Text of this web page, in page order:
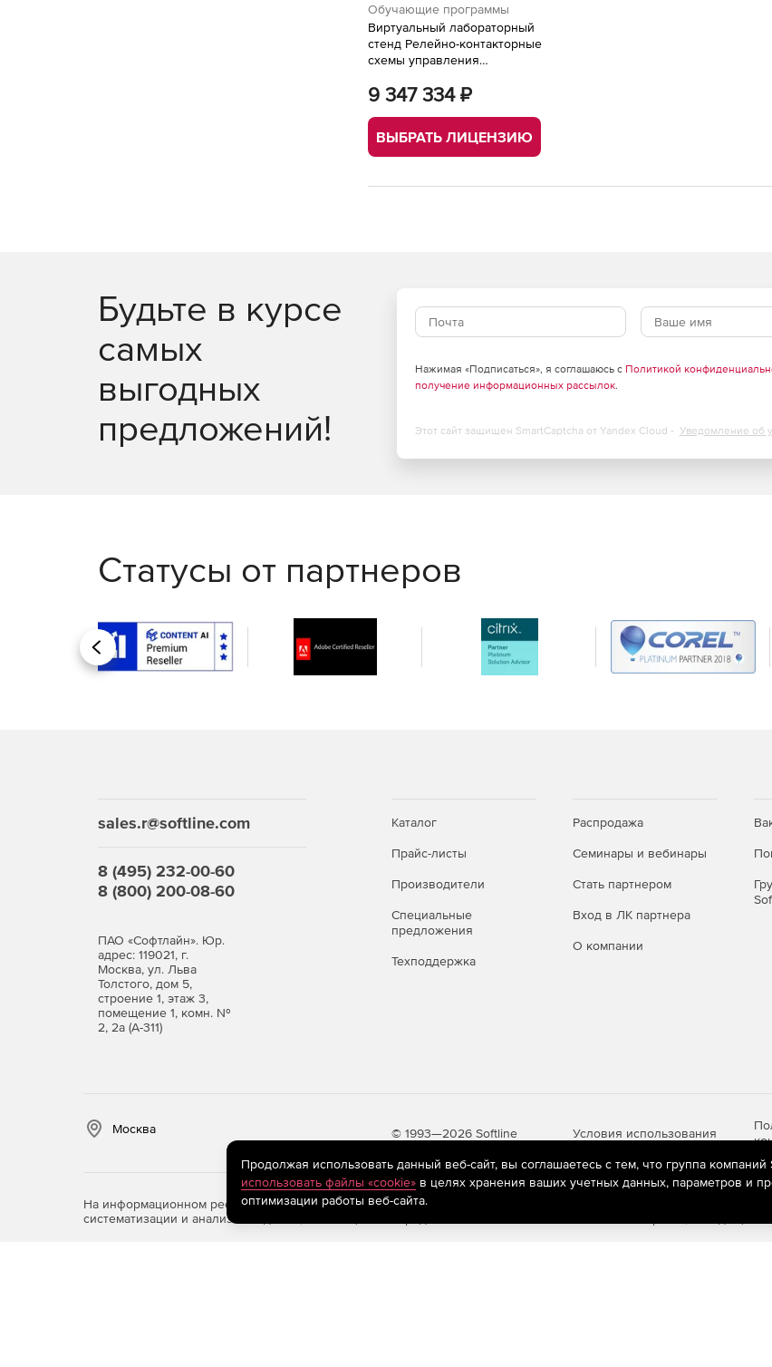
Обучающие программы
Виртуальный лабораторный
стенд Релейно-контакторные
схемы управления
9 347 334 ₽
ВЫБРАТЬ ЛИЦЕНЗИЮ
Будьте в курсе
самых
выгодных
предложений!
Нажимая «Подписаться», я соглашаюсь с Политикой
получение информационных рассылок.
Этот сайт защищен SmartCaptcha от Yandex Cloud - Уведомление об
Статусы от партнеров
Назад
sales.r@softline.com
8 (495) 232-00-60
8 (800) 200-08-60
ПАО «Софтлайн». Юр.
адрес: 119021, г.
Москва, ул. Льва
Толстого, дом 5,
строение 1, этаж 3,
помещение 1, комн. №
2, 2а (А-311)
Каталог
Прайс-листы
Производители
Специальные
предложения
Техподдержка
Распродажа
Семинары и вебинары
Стать партнером
Вход в ЛК партнера
О компании
Москва © 1993—2026 Softline Условия использования
На информационном ресурсе store.softline.ru применяются
(информационные
систематизации и анализа сведений, относящихся к предпочтениям пользователей сети «Интернет»,
Продолжая использовать данный веб-сайт, вы соглашаетесь с тем, что группа
использовать файлы «cookie»в целях хранения ваших учетных данных, параметров и
оптимизации работы веб-сайта.